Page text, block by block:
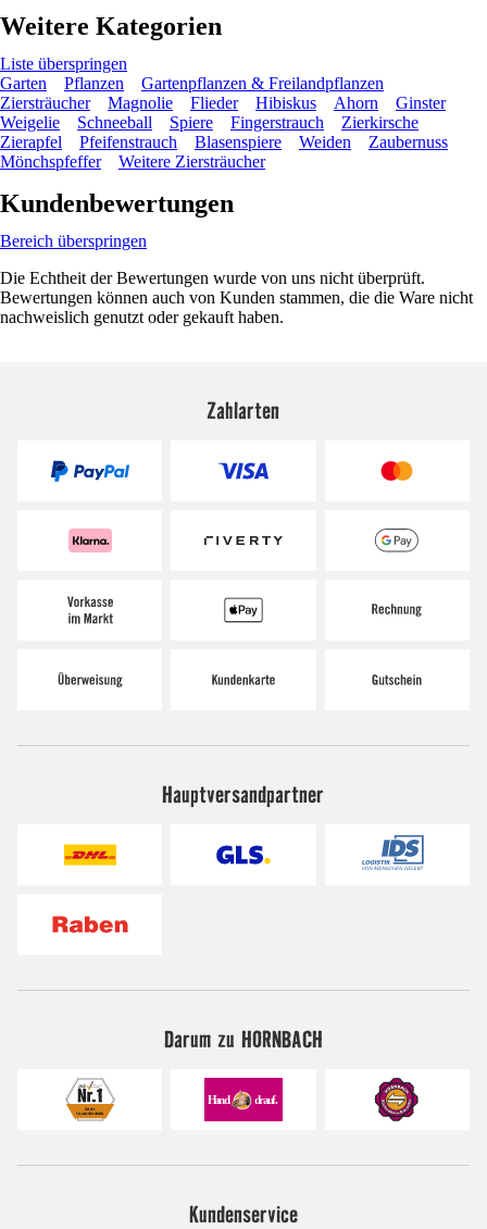
Weitere Kategorien
Liste überspringen
Garten
Pflanzen
Gartenpflanzen & Freilandpflanzen
Ziersträucher
Magnolie Flieder Hibiskus Ahorn
Ginster
Weigelie
Schneeball Spiere Fingerstrauch
Zierkirsche
Zierapfel
Pfeifenstrauch Blasenspiere Weiden
Zaubernuss
Mönchspfeffer
Weitere Ziersträucher
Kundenbewertungen
Bereich überspringen
Die Echtheit der Bewertungen wurde von uns nicht überprüft.
Bewertungen können auch von Kunden stammen, die die Ware nicht
nachweislich genutzt oder gekauft haben.
Zahlarten
Hauptversandpartner
Darum zu HORNBACH
Kundenservice